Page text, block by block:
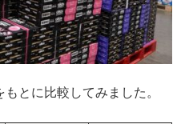
とに比較してみました。